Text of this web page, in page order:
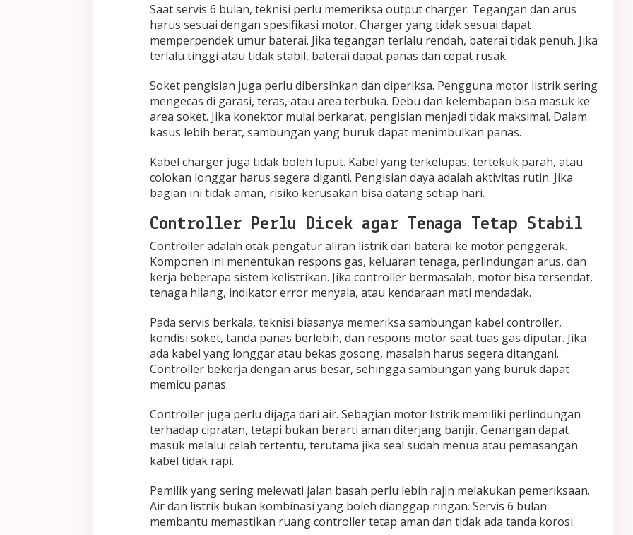
Saat servis 6 bulan, teknisi perlu memeriksa output charger. Tegangan dan arus
harus sesuai dengan spesifikasi motor. Charger yang tidak sesuai dapat
memperpendek umur baterai. Jika tegangan terlalu rendah, baterai tidak penuh. Jika
terlalu tinggi atau tidak stabil, baterai dapat panas dan cepat rusak.
Soket pengisian juga perlu dibersihkan dan diperiksa. Pengguna motor listrik sering
mengecas di garasi, teras, atau area terbuka. Debu dan kelembapan bisa masuk ke
area soket. Jika konektor mulai berkarat, pengisian menjadi tidak maksimal. Dalam
kasus lebih berat, sambungan yang buruk dapat menimbulkan panas.
Kabel charger juga tidak boleh luput. Kabel yang terkelupas, tertekuk parah, atau
colokan longgar harus segera diganti. Pengisian daya adalah aktivitas rutin. Jika
bagian ini tidak aman, risiko kerusakan bisa datang setiap hari.
Controller Perlu Dicek agar Tenaga Tetap Stabil
Controller adalah otak pengatur aliran listrik dari baterai ke motor penggerak.
Komponen ini menentukan respons gas, keluaran tenaga, perlindungan arus, dan
kerja beberapa sistem kelistrikan. Jika controller bermasalah, motor bisa tersendat,
tenaga hilang, indikator error menyala, atau kendaraan mati mendadak.
Pada servis berkala, teknisi biasanya memeriksa sambungan kabel controller,
kondisi soket, tanda panas berlebih, dan respons motor saat tuas gas diputar. Jika
ada kabel yang longgar atau bekas gosong, masalah harus segera ditangani.
Controller bekerja dengan arus besar, sehingga sambungan yang buruk dapat
memicu panas.
Controller juga perlu dijaga dari air. Sebagian motor listrik memiliki perlindungan
terhadap cipratan, tetapi bukan berarti aman diterjang banjir. Genangan dapat
masuk melalui celah tertentu, terutama jika seal sudah menua atau pemasangan
kabel tidak rapi.
Pemilik yang sering melewati jalan basah perlu lebih rajin melakukan pemeriksaan.
Air dan listrik bukan kombinasi yang boleh dianggap ringan. Servis 6 bulan
membantu memastikan ruang controller tetap aman dan tidak ada tanda korosi.